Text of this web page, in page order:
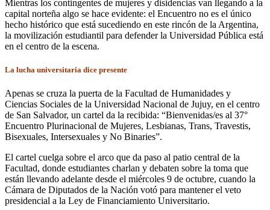
Mientras los contingentes de mujeres y disidencias van llegando a la
capital norteña algo se hace evidente: el Encuentro no es el único
hecho histórico que está sucediendo en este rincón de la Argentina,
la movilización estudiantil para defender la Universidad Pública está
en el centro de la escena.
La lucha universitaria dice presente
Apenas se cruza la puerta de la Facultad de Humanidades y
Ciencias Sociales de la Universidad Nacional de Jujuy, en el centro
de San Salvador, un cartel da la recibida: “Bienvenidas/es al 37°
Encuentro Plurinacional de Mujeres, Lesbianas, Trans, Travestis,
Bisexuales, Intersexuales y No Binaries”.
El cartel cuelga sobre el arco que da paso al patio central de la
Facultad, donde estudiantes charlan y debaten sobre la toma que
están llevando adelante desde el miércoles 9 de octubre, cuando la
Cámara de Diputados de la Nación votó para mantener el veto
presidencial a la Ley de Financiamiento Universitario.